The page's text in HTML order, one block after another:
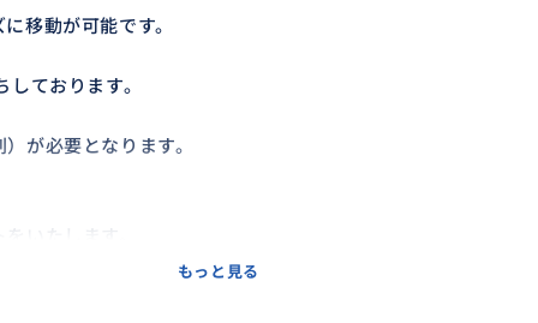
移動が可能です。
ております。
が必要となります。
もっと見る